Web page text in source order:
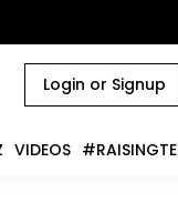
Login or Signup
VIDEOS